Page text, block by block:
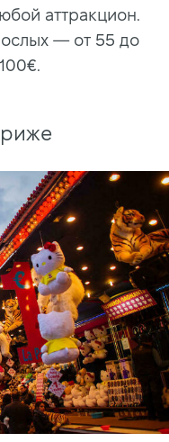
аттракцион.
— от 55 до